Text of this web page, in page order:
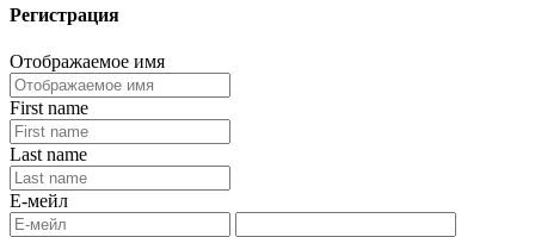
Регистрация
Отображаемое имя
First name
Last name
Е-мейл